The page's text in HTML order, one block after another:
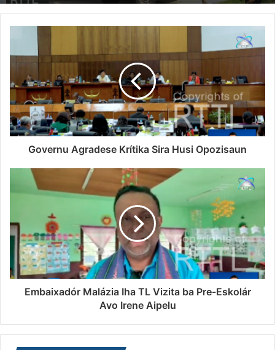
Governu Agradese Krítika Sira Husi Opozisaun
Embaixadór Malázia Iha TL Vizita ba Pre-Eskolár
Avo Irene Aipelu